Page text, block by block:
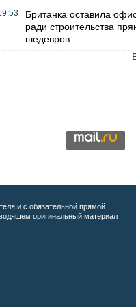
Британка оставила
ради строительства
шедевров
и с обязательной прямой
оригинальный материал